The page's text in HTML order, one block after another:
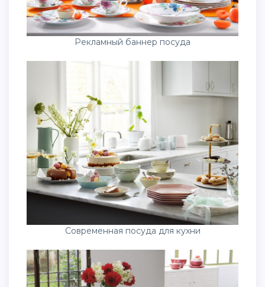
Рекламный баннер посуда
Современная посуда для кухни